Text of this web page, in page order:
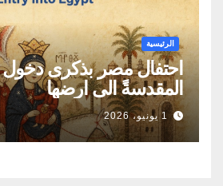
الرئيسية
احتفال مصر بذكرى دخول
المقدسةً الى ارضها
1 يونيو، 2026